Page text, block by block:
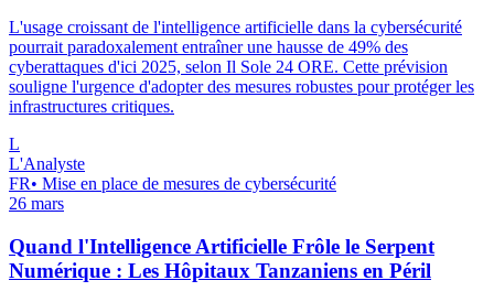
L'usage croissant de l'intelligence artificielle dans la cybersécurité
pourrait paradoxalement entraîner une hausse de 49% des
cyberattaques d'ici 2025, selon Il Sole 24 ORE. Cette prévision
souligne l'urgence d'adopter des mesures robustes pour protéger les
infrastructures critiques.
L
L'Analyste
FR• Mise en place de mesures de cybersécurité
26 mars
Quand l'Intelligence Artificielle Frôle le Serpent
Numérique : Les Hôpitaux Tanzaniens en Péril